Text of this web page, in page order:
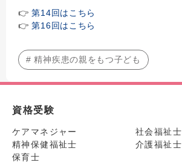
👉第14回はこちら
👉第16回はこちら
# 精神疾患の親をもつ子ども
資格受験
ケアマネジャー
社会福祉士
精神保健福祉士
介護福祉士
保育士